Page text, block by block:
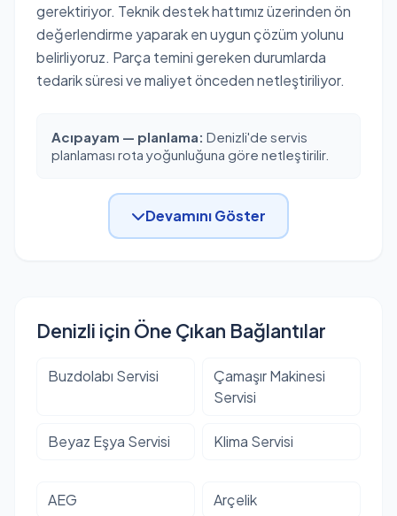
gerektiriyor. Teknik destek hattımız üzerinden ön
değerlendirme yaparak en uygun çözüm yolunu
belirliyoruz. Parça temini gereken durumlarda
tedarik süresi ve maliyet önceden netleştiriliyor.
Acıpayam — planlama: Denizli'de servis
planlaması rota yoğunluğuna göre netleştirilir.
Devamını Göster
Denizli için Öne Çıkan Bağlantılar
Buzdolabı Servisi
Çamaşır Makinesi
Servisi
Beyaz Eşya Servisi Klima Servisi
AEG Arçelik